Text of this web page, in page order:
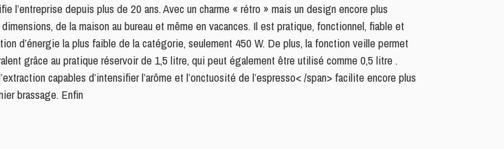
kit
d’assistance
depuis plus de 20 ans. Avec un charme « rétro » mais un design encore plus
de la maison au bureau et même en vacances. Il est pratique, fonctionnel, fiable et
d’énergie la plus faible de la catégorie, seulement 450 W. De plus, la fonction veille permet
grâce au pratique réservoir de 1,5 litre, qui peut également être utilisé comme 0,5 litre .
capables d’intensifier l’arôme et l’onctuosité de l’espresso< /span> facilite encore plus
brassage. Enfin